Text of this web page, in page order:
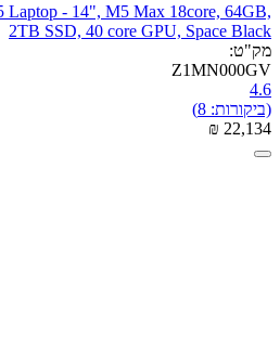
Laptop - 14", M5 Max 18core, 64GB,
2TB SSD, 40 core GPU, Space Black
מק"ט:
Z1MN000GV
4.6
(ביקורות: 8)
₪ 22,134